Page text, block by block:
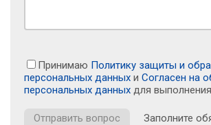
Принимаю Политику защиты и
персональных данных и Согласен на
персональных данных для
Заполните